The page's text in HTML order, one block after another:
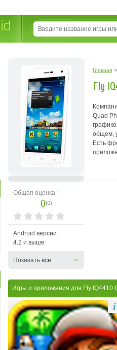
Общая оценка:
0(0)
Android версии:
4.2 и выше
Показать все
Главная
Fly
Quad
общем,
Есть
Игры и приложения для Fly IQ4410
i